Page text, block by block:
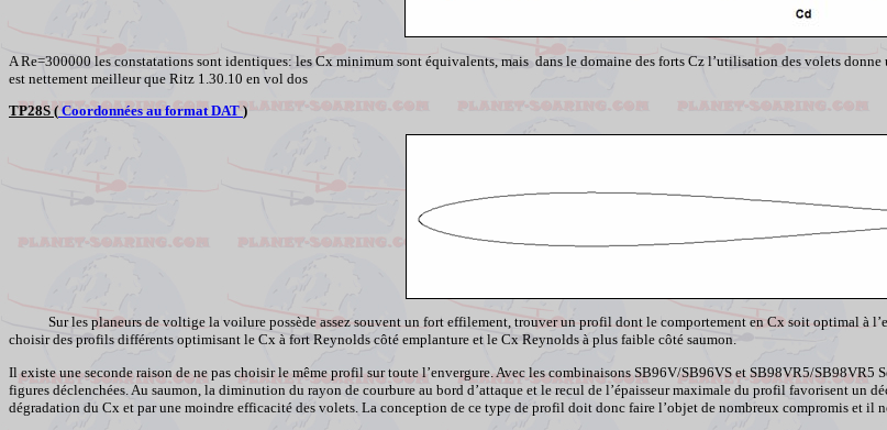
A Re=300000 les constatations sont identiques: les Cx minimum sont équivalents, mais dans le domaine des forts Cz l’utilisation des volets
est nettement meilleur que Ritz 1.30.10 en vol dos
TP28S ( Coordonnées au format DAT )
Sur les planeurs de voltige la voilure possède assez souvent un fort effilement, trouver un profil dont le comportement en Cx soit optimal à
choisir des profils différents optimisant le Cx à fort Reynolds côté emplanture et le Cx Reynolds à plus faible côté saumon.
Il existe une seconde raison de ne pas choisir le même profil sur toute l’envergure. Avec les combinaisons SB96V/SB96VS et SB98VR5/
figures déclenchées. Au saumon, la diminution du rayon de courbure au bord d’attaque et le recul de l’épaisseur maximale du profil favorisent un
dégradation du Cx et par une moindre efficacité des volets. La conception de ce type de profil doit donc faire l’objet de nombreux compromis et il